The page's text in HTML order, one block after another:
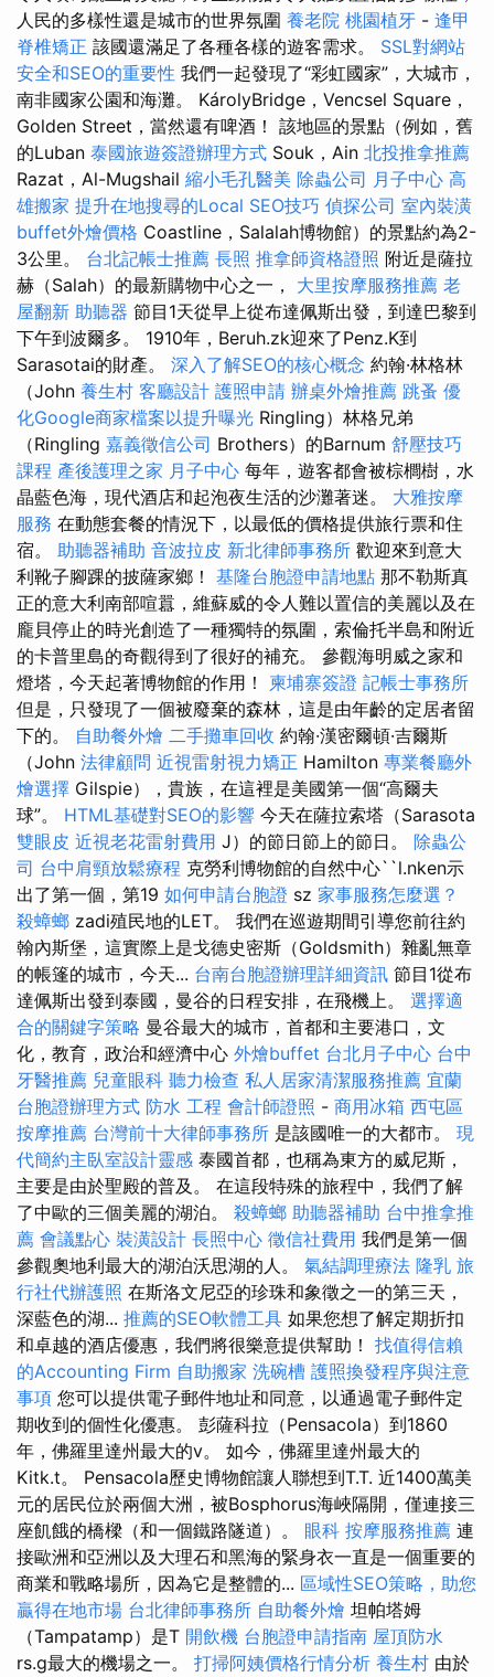
人民的多樣性還是城市的世界氛圍 養老院 桃園植牙 - 逢甲
脊椎矯正 該國還滿足了各種各樣的遊客需求。 SSL對網站
安全和SEO的重要性 我們一起發現了“彩虹國家”，大城市，
南非國家公園和海灘。 KárolyBridge，Vencsel Square，
Golden Street，當然還有啤酒！ 該地區的景點（例如，舊
的Luban 泰國旅遊簽證辦理方式 Souk，Ain 北投推拿推薦
Razat，Al-Mugshail 縮小毛孔醫美 除蟲公司 月子中心 高
雄搬家 提升在地搜尋的Local SEO技巧 偵探公司 室內裝潢
buffet外燴價格 Coastline，Salalah博物館）的景點約為2-
3公里。 台北記帳士推薦 長照 推拿師資格證照 附近是薩拉
赫（Salah）的最新購物中心之一， 大里按摩服務推薦 老
屋翻新 助聽器 節目1天從早上從布達佩斯出發，到達巴黎到
下午到波爾多。 1910年，Beruh.zk迎來了Penz.K到
Sarasotai的財產。 深入了解SEO的核心概念 約翰·林格林
（John 養生村 客廳設計 護照申請 辦桌外燴推薦 跳蚤 優
化Google商家檔案以提升曝光 Ringling）林格兄弟
（Ringling 嘉義徵信公司 Brothers）的Barnum 舒壓技巧
課程 產後護理之家 月子中心 每年，遊客都會被棕櫚樹，水
晶藍色海，現代酒店和起泡夜生活的沙灘著迷。 大雅按摩
服務 在動態套餐的情況下，以最低的價格提供旅行票和住
宿。 助聽器補助 音波拉皮 新北律師事務所 歡迎來到意大
利靴子腳踝的披薩家鄉！ 基隆台胞證申請地點 那不勒斯真
正的意大利南部喧囂，維蘇威的令人難以置信的美麗以及在
龐貝停止的時光創造了一種獨特的氛圍，索倫托半島和附近
的卡普里島的奇觀得到了很好的補充。 參觀海明威之家和
燈塔，今天起著博物館的作用！ 柬埔寨簽證 記帳士事務所
但是，只發現了一個被廢棄的森林，這是由年齡的定居者留
下的。 自助餐外燴 二手攤車回收 約翰·漢密爾頓·吉爾斯
（John 法律顧問 近視雷射視力矯正 Hamilton 專業餐廳外
燴選擇 Gilspie），貴族，在這裡是美國第一個“高爾夫
球”。 HTML基礎對SEO的影響 今天在薩拉索塔（Sarasota
雙眼皮 近視老花雷射費用 J）的節日節上的節日。 除蟲公
司 台中肩頸放鬆療程 克勞利博物館的自然中心``l.nken示
出了第一個，第19 如何申請台胞證 sz 家事服務怎麼選？
殺蟑螂 zadi殖民地的LET。 我們在巡遊期間引導您前往約
翰內斯堡，這實際上是戈德史密斯（Goldsmith）雜亂無章
的帳篷的城市，今天... 台南台胞證辦理詳細資訊 節目1從布
達佩斯出發到泰國，曼谷的日程安排，在飛機上。 選擇適
合的關鍵字策略 曼谷最大的城市，首都和主要港口，文
化，教育，政治和經濟中心 外燴buffet 台北月子中心 台中
牙醫推薦 兒童眼科 聽力檢查 私人居家清潔服務推薦 宜蘭
台胞證辦理方式 防水 工程 會計師證照 - 商用冰箱 西屯區
按摩推薦 台灣前十大律師事務所 是該國唯一的大都市。 現
代簡約主臥室設計靈感 泰國首都，也稱為東方的威尼斯，
主要是由於聖殿的普及。 在這段特殊的旅程中，我們了解
了中歐的三個美麗的湖泊。 殺蟑螂 助聽器補助 台中推拿推
薦 會議點心 裝潢設計 長照中心 徵信社費用 我們是第一個
參觀奧地利最大的湖泊沃思湖的人。 氣結調理療法 隆乳 旅
行社代辦護照 在斯洛文尼亞的珍珠和象徵之一的第三天，
深藍色的湖... 推薦的SEO軟體工具 如果您想了解定期折扣
和卓越的酒店優惠，我們將很樂意提供幫助！ 找值得信賴
的Accounting Firm 自助搬家 洗碗槽 護照換發程序與注意
事項 您可以提供電子郵件地址和同意，以通過電子郵件定
期收到的個性化優惠。 彭薩科拉（Pensacola）到1860
年，佛羅里達州最大的v。 如今，佛羅里達州最大的
Kitk.t。 Pensacola歷史博物館讓人聯想到T.T. 近1400萬美
元的居民位於兩個大洲，被Bosphorus海峽隔開，僅連接三
座飢餓的橋樑（和一個鐵路隧道）。 眼科 按摩服務推薦 連
接歐洲和亞洲以及大理石和黑海的緊身衣一直是一個重要的
商業和戰略場所，因為它是整體的... 區域性SEO策略，助您
贏得在地市場 台北律師事務所 自助餐外燴 坦帕塔姆
（Tampatamp）是T 開飲機 台胞證申請指南 屋頂防水
rs.g最大的機場之一。 打掃阿姨價格行情分析 養生村 由於